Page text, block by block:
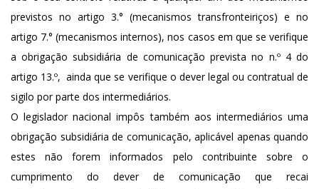
previstos no artigo 3.° (mecanismos transfronteiriços) e no
artigo 7.° (mecanismos internos), nos casos em que se verifique
a obrigação subsidiária de comunicação prevista no n.º 4 do
artigo 13.º, ainda que se verifique o dever legal ou contratual de
sigilo por parte dos intermediários.
O legislador nacional impôs também aos intermediários uma
obrigação subsidiária de comunicação, aplicável apenas quando
estes não forem informados pelo contribuinte sobre o
cumprimento do dever de comunicação que recai